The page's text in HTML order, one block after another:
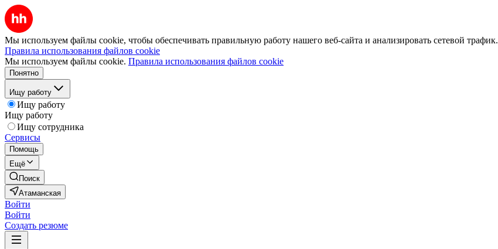
Мы используем файлы cookie, чтобы обеспечивать правильную работу нашего веб-сайта и анализировать сетевой трафик.
Правила использования файлов cookie
Мы используем файлы cookie. Правила использования файлов cookie
Понятно
Ищу работу
Ищу работу
Ищу работу
Ищу сотрудника
Сервисы
Помощь
Ещё
Поиск
Атаманская
Войти
Войти
Создать резюме